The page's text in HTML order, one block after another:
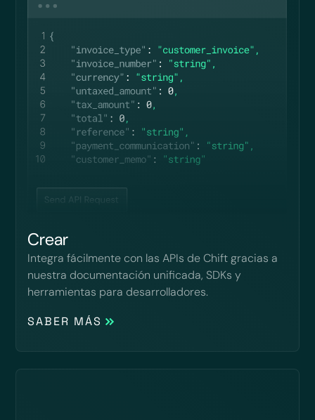
Crear
Integra fácilmente con las APIs de Chift gracias a
nuestra documentación unificada, SDKs y
herramientas para desarrolladores.
SABER MÁS